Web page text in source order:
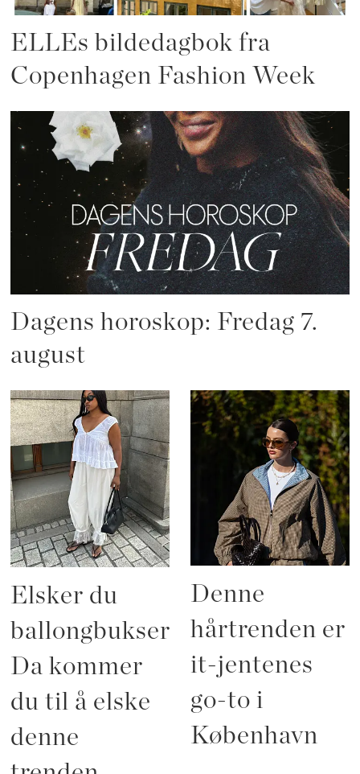
ELLEs bildedagbok fra
Copenhagen Fashion Week
Dagens horoskop: Fredag 7.
august
Elsker du
ballongbukser?
Da kommer
du til å elske
denne
Denne
hårtrenden er
it-jentenes
go-to i
København